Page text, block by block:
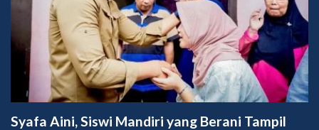
Syafa Aini, Siswi Mandiri yang Berani Tampil